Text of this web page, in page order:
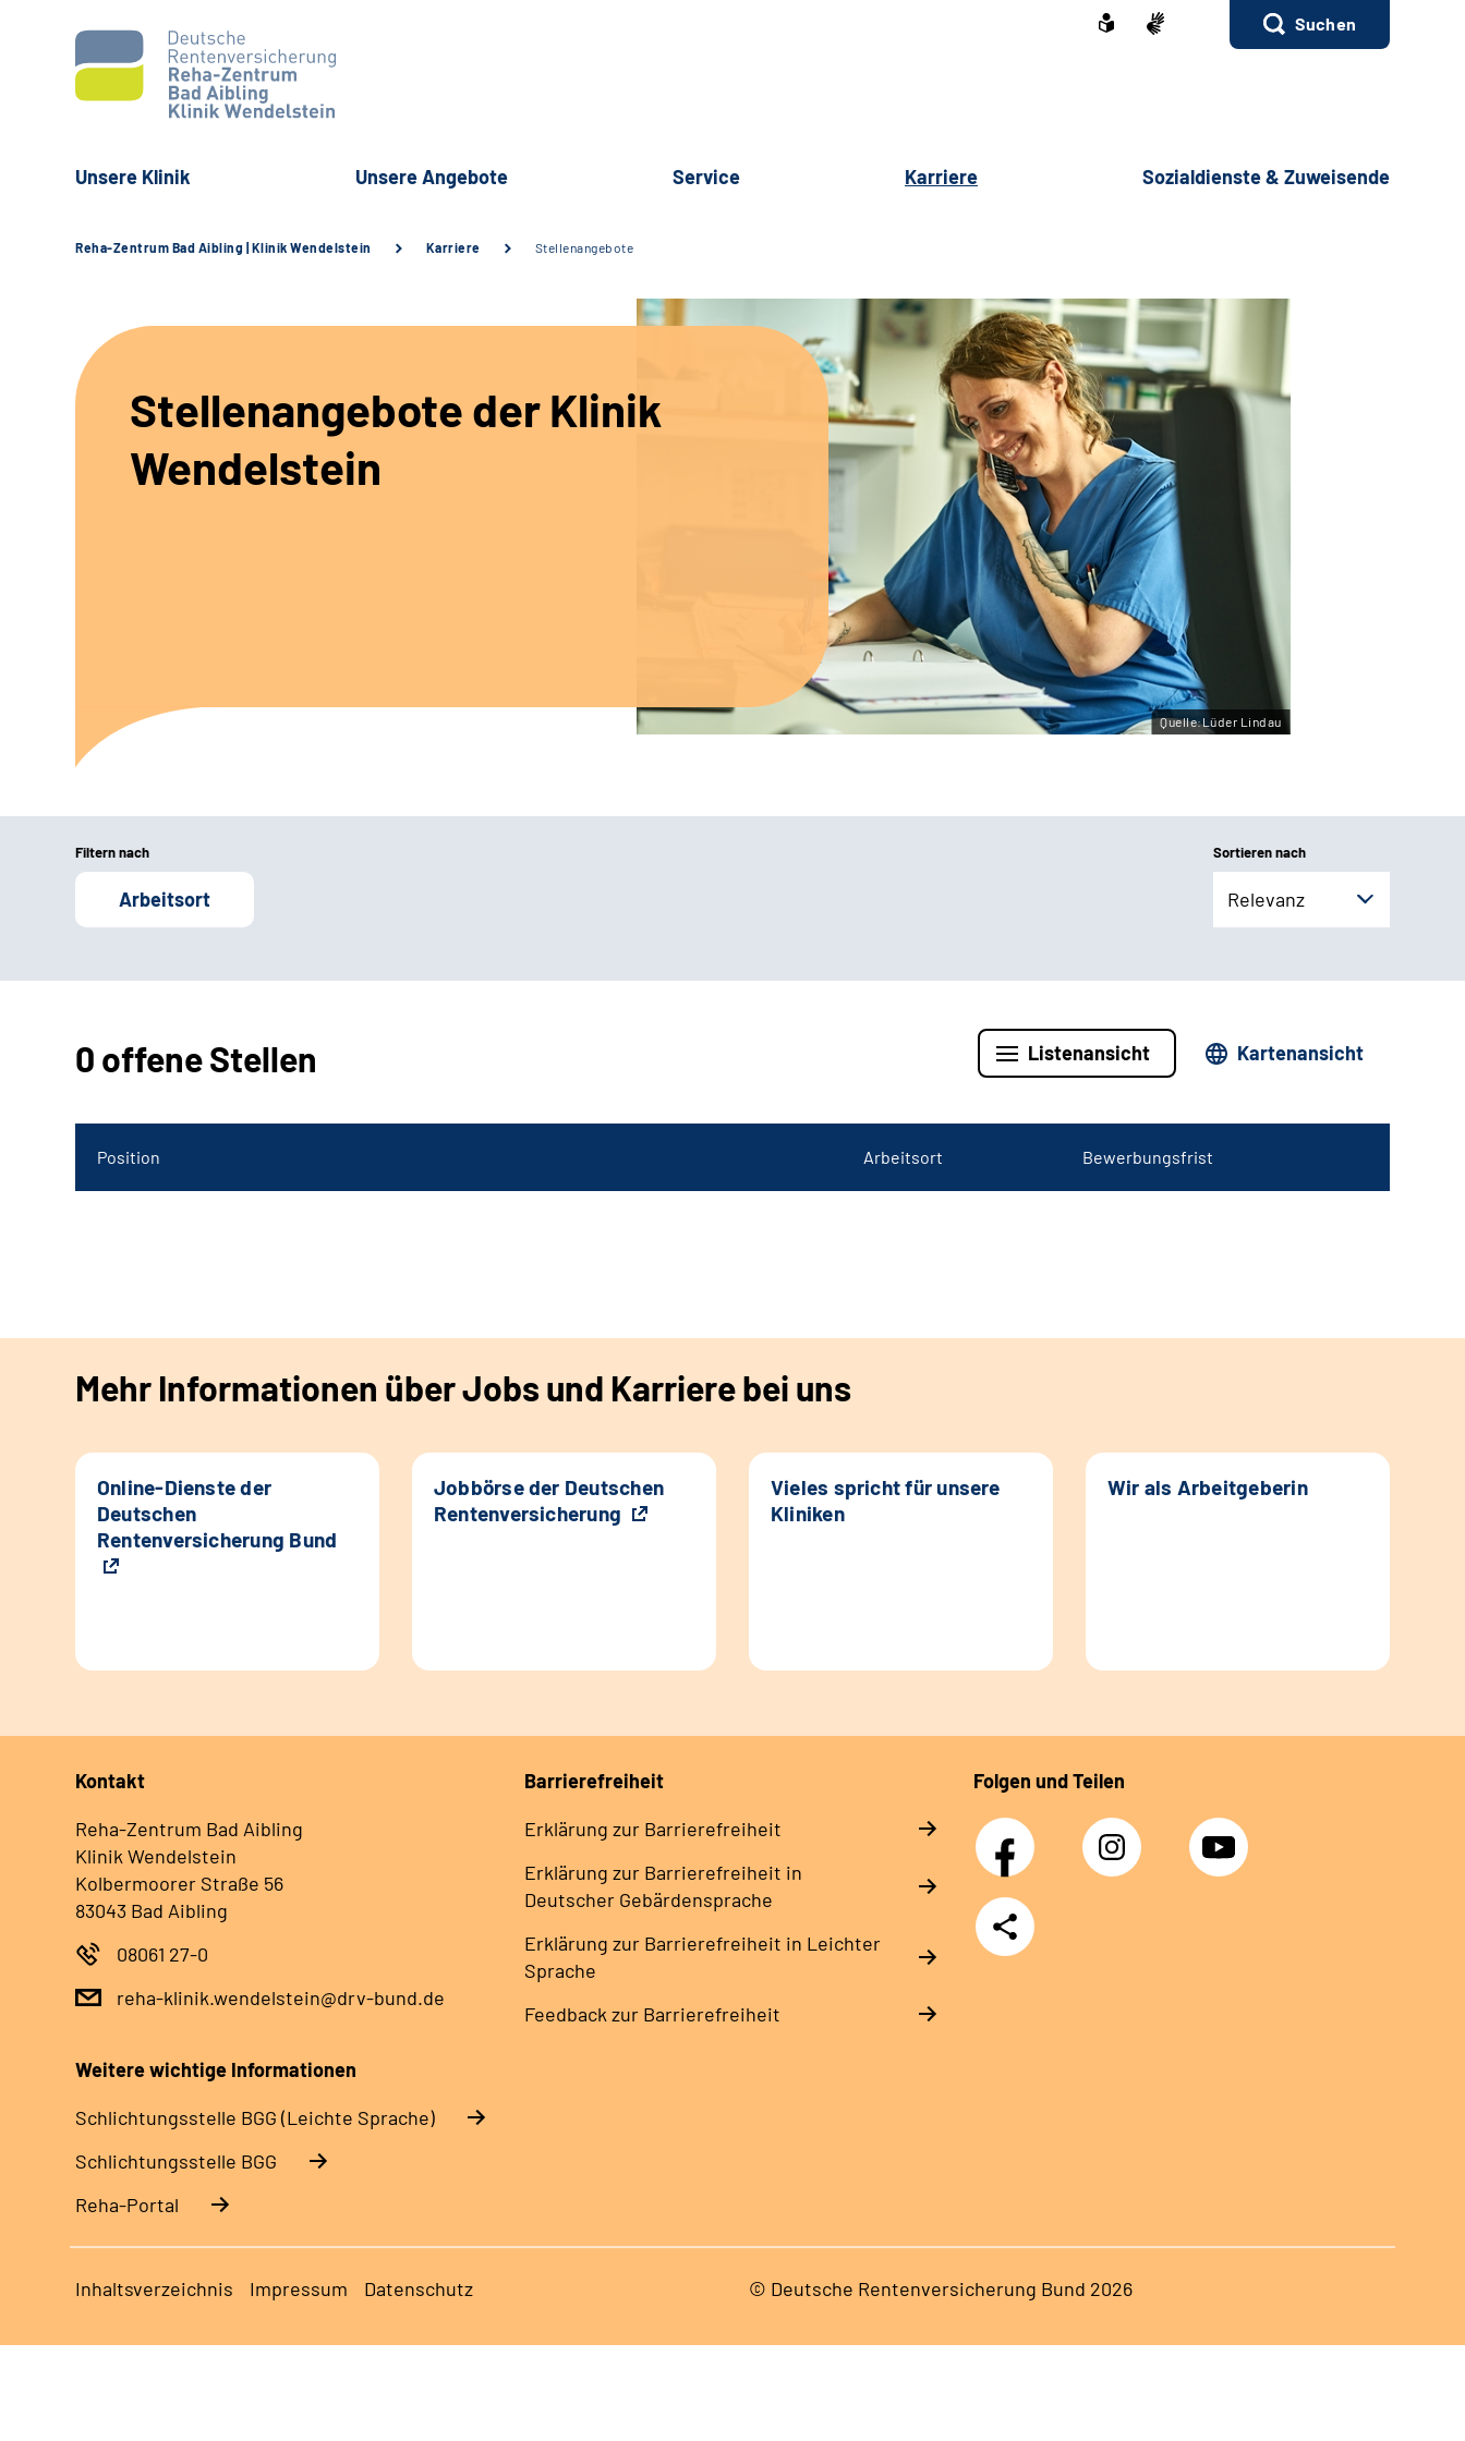
Suchen
Unsere Klinik Unsere Angebote Service Karriere Sozialdienste & Zuweisende
Reha-Zentrum Bad Aibling | Klinik Wendelstein Karriere Stellenangebote
Stellenangebote der Klinik
Wendelstein
Quelle:Lüder Lindau
Filtern nach
Arbeitsort
Sortieren nach
Relevanz
0 offene Stellen Listenansicht Kartenansicht
Position Arbeitsort Bewerbungsfrist
Mehr Informationen über Jobs und Karriere bei uns
Online-Dienste der
Deutschen
Rentenversicherung Bund
Jobbörse der Deutschen
Rentenversicherung
Vieles spricht für unsere
Kliniken
Wir als Arbeitgeberin
Kontakt
Reha-Zentrum Bad Aibling
Klinik Wendelstein
Kolbermoorer Straße 56
83043 Bad Aibling
08061 27-0
reha-klinik.wendelstein@drv-bund.de
Barrierefreiheit
Erklärung zur Barrierefreiheit
Erklärung zur Barrierefreiheit in
Deutscher Gebärdensprache
Erklärung zur Barrierefreiheit in Leichter
Sprache
Feedback zur Barrierefreiheit
Folgen und Teilen
Facebook Instagram YouTube
Teilen
Weitere wichtige Informationen
Schlich­tungs­stel­le BGG (Leichte Sprache)
Schlich­tungs­stel­le BGG
Reha-Portal
Inhaltsverzeichnis Impressum Datenschutz © Deutsche Rentenversicherung Bund 2026